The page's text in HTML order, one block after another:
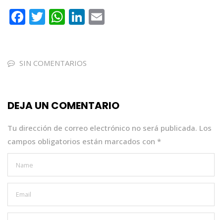
F
e
o
k
T
te
W
ts
p
Li
e
SIN COMENTARIOS
DEJA UN COMENTARIO
Tu dirección de correo electrónico no será publicada. Los
campos obligatorios están marcados con *